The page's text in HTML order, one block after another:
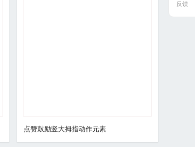
点赞鼓励竖大拇指动作元素
反馈